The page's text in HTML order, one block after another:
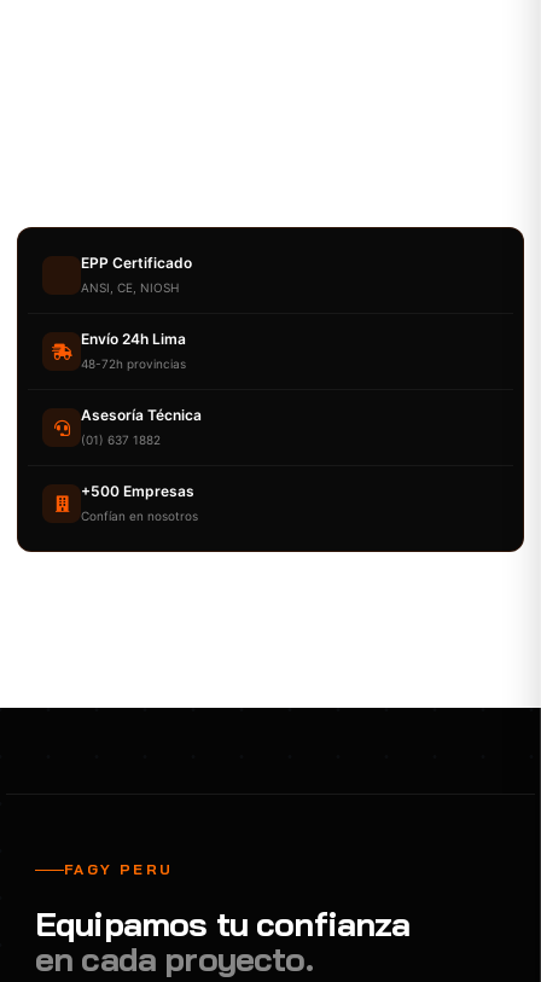
EPP Certificado
ANSI, CE, NIOSH
Envío 24h Lima
48-72h provincias
Asesoría Técnica
(01) 637 1882
+500 Empresas
Confían en nosotros
FAGY PERU
Equipamos tu confianza
en cada proyecto.